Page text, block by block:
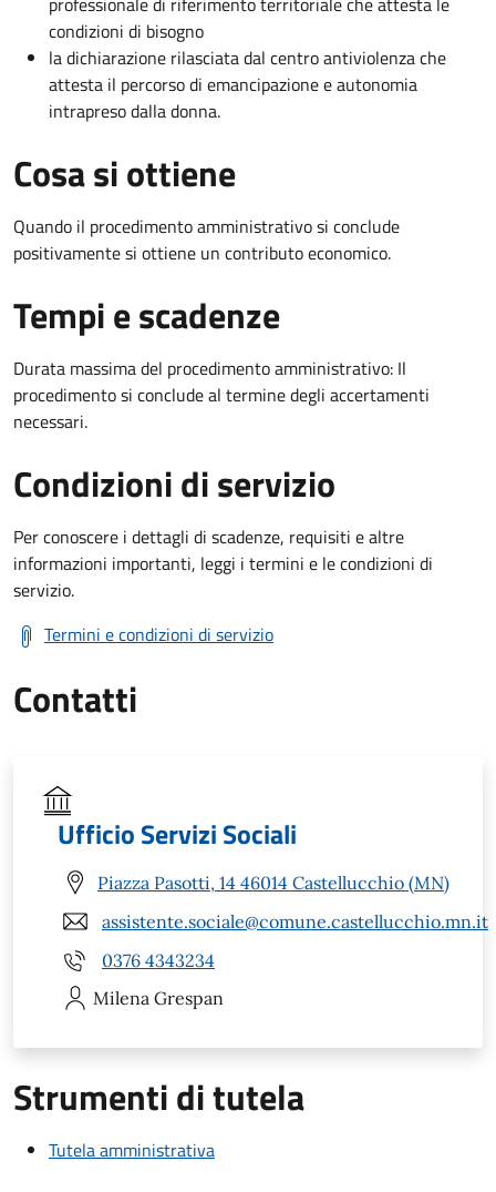
condizioni di bisogno
la dichiarazione rilasciata dal centro antiviolenza che
attesta il percorso di emancipazione e autonomia
intrapreso dalla donna.
Cosa si ottiene
Quando il procedimento amministrativo si conclude
positivamente si ottiene un contributo economico.
Tempi e scadenze
Durata massima del procedimento amministrativo: Il
procedimento si conclude al termine degli accertamenti
necessari.
Condizioni di servizio
Per conoscere i dettagli di scadenze, requisiti e altre
informazioni importanti, leggi i termini e le condizioni di
servizio.
Termini e condizioni di servizio
Contatti
Ufficio Servizi Sociali
Piazza Pasotti, 14 46014 Castellucchio (MN)
assistente.sociale@comune.castellucchio.mn.it
0376 4343234
Milena Grespan
Strumenti di tutela
Tutela amministrativa